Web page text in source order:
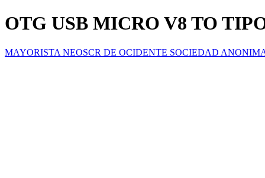
OTG USB MICRO V8 TO
MAYORISTA NEOSCR DE OCIDENTE SOCIEDAD